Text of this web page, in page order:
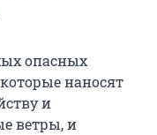
опасных
наносят
и
ветры, и